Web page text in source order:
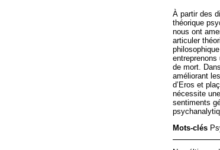
À partir des
théorique
nous ont
articuler
de mort.
améliorant
d’Eros et
nécessite
sentiments
Mots-clés